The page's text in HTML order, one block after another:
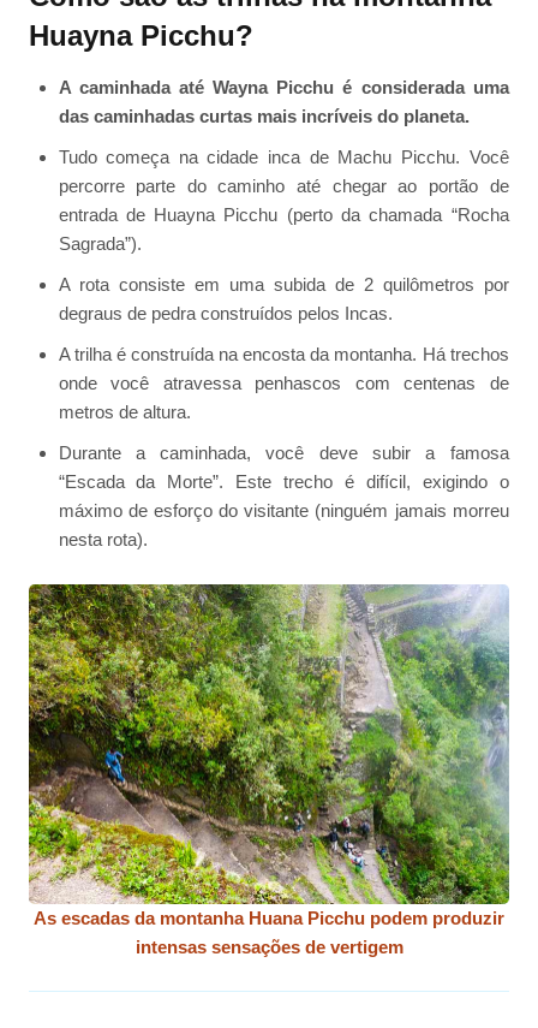
Huayna Picchu?
A caminhada até Wayna Picchu é considerada uma
das caminhadas curtas mais incríveis do planeta.
Tudo começa na cidade inca de Machu Picchu. Você
percorre parte do caminho até chegar ao portão de
entrada de Huayna Picchu (perto da chamada “Rocha
Sagrada”).
A rota consiste em uma subida de 2 quilômetros por
degraus de pedra construídos pelos Incas.
A trilha é construída na encosta da montanha. Há trechos
onde você atravessa penhascos com centenas de
metros de altura.
Durante a caminhada, você deve subir a famosa
“Escada da Morte”. Este trecho é difícil, exigindo o
máximo de esforço do visitante (ninguém jamais morreu
nesta rota).
As escadas da montanha Huana Picchu podem produzir
intensas sensações de vertigem